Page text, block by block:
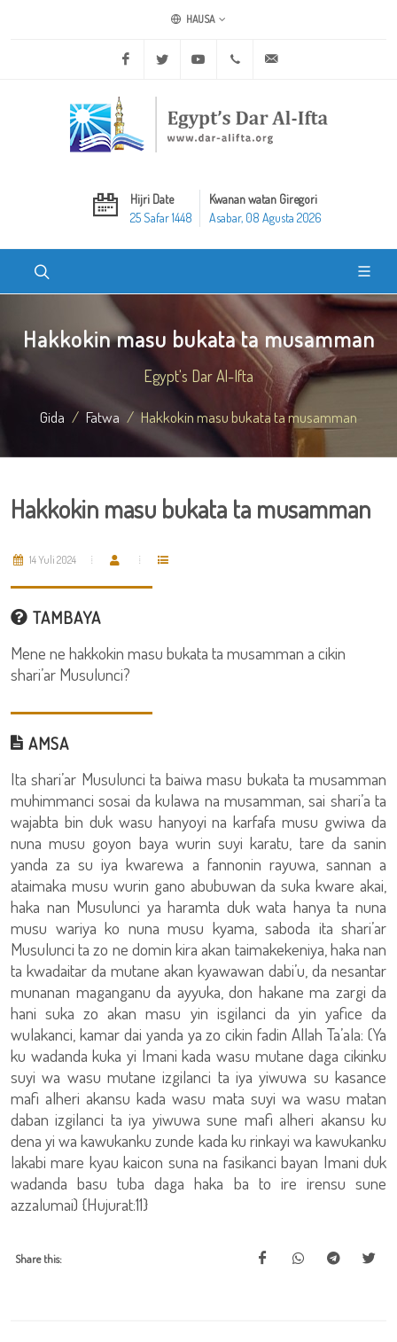
HAUSA
Facebook Twitter Youtube +20 2 25970400
Hijri Date
25 Safar 1448
Kwanan watan Giregori
Asabar, 08 Agusta 2026
Hakkokin masu bukata ta musamman
Egypt's Dar Al-Ifta
Gida Fatwa Hakkokin masu bukata ta musamman
Hakkokin masu bukata ta musamman
14 Yuli 2024
TAMBAYA
Mene ne hakkokin masu bukata ta musamman a cikin
shari’ar Musulunci?
AMSA
Ita shari’ar Musulunci ta baiwa masu bukata ta musamman
muhimmanci sosai da kulawa na musamman, sai shari’a ta
wajabta bin duk wasu hanyoyi na karfafa musu gwiwa da
nuna musu goyon baya wurin suyi karatu, tare da sanin
yanda za su iya kwarewa a fannonin rayuwa, sannan a
ataimaka musu wurin gano abubuwan da suka kware akai,
haka nan Musulunci ya haramta duk wata hanya ta nuna
musu wariya ko nuna musu kyama, saboda ita shari’ar
Musulunci ta zo ne domin kira akan taimakekeniya, haka nan
ta kwadaitar da mutane akan kyawawan dabi’u, da nesantar
munanan maganganu da ayyuka, don hakane ma zargi da
hani suka zo akan masu yin isgilanci da yin yafice da
wulakanci, kamar dai yanda ya zo cikin fadin Allah Ta’ala: (Ya
ku wadanda kuka yi Imani kada wasu mutane daga cikinku
suyi wa wasu mutane izgilanci ta iya yiwuwa su kasance
mafi alheri akansu kada wasu mata suyi wa wasu matan
daban izgilanci ta iya yiwuwa sune mafi alheri akansu ku
dena yi wa kawukanku zunde kada ku rinkayi wa kawukanku
lakabi mare kyau kaicon suna na fasikanci bayan Imani duk
wadanda basu tuba daga haka ba to ire irensu sune
azzalumai) {Hujurat:11}
Share this: